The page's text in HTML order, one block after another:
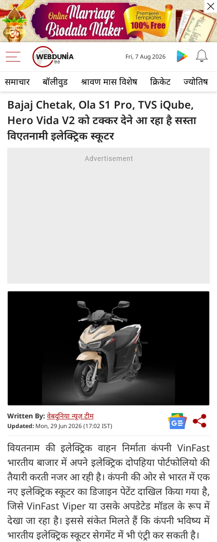
समाचार बॉलीवुड श्रावण मास विशेष क्रिकेट ज्योतिष
Fri, 7 Aug 2026
Bajaj Chetak, Ola S1 Pro, TVS iQube,
Hero Vida V2 को टक्कर देने आ रहा है सस्ता
विएतनामी इलेक्ट्रिक स्कूटर
Written By: वेबदुनिया न्यूज़ टीम
Updated: Mon, 29 Jun 2026 (17:02 IST)
वियतनाम की इलेक्ट्रिक वाहन निर्माता कंपनी VinFast
भारतीय बाजार में अपने इलेक्ट्रिक दोपहिया पोर्टफोलियो की
तैयारी करती नजर आ रही है। कंपनी की ओर से भारत में एक
नए इलेक्ट्रिक स्कूटर का डिजाइन पेटेंट दाखिल किया गया है,
जिसे VinFast Viper या उसके अपडेटेड मॉडल के रूप में
देखा जा रहा है। इससे संकेत मिलते हैं कि कंपनी भविष्य में
भारतीय इलेक्ट्रिक स्कूटर सेगमेंट में भी एंट्री कर सकती है।